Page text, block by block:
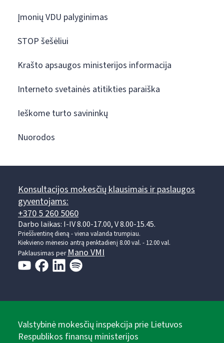
Įmonių VDU palyginimas
STOP šešėliui
Krašto apsaugos ministerijos informacija
Interneto svetainės atitikties paraiška
Ieškome turto savininkų
Nuorodos
Konsultacijos mokesčių klausimais ir paslaugos
gyventojams:
+370 5 260 5060
Darbo laikas: I-IV 8.00-17.00, V 8.00-15.45.
Prieššventinę dieną - viena valanda trumpiau.
Kiekvieno mėnesio antrą penktadienį 8.00 val. - 12.00 val.
Paklausimas perMano VMI
Valstybinė mokesčių inspekcija prie Lietuvos
Respublikos finansų ministerijos